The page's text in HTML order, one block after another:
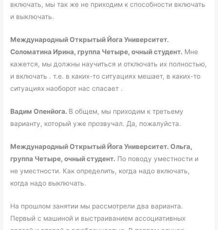
включать, мы так же не приходим к способности включать
и выключать.
Международный Открытый Йога Университет.
Соломатина Ирина, группа Четыре, очный студент. Мне
кажется, мы должны научиться и отключать их полностью,
и включать . т.е. в каких-то ситуациях мешает, в каких-то
ситуациях наоборот нас спасает .
Вадим Опенйога. В общем, мы приходим к третьему
варианту, который уже прозвучал. Да, пожалуйста.
Международный Открытый Йога Университет. Ольга,
группа Четыре, очный студент. По поводу уместности и
не уместности. Как определить, когда надо включать,
когда надо выключать.
На прошлом занятии мы рассмотрели два варианта.
Первый с машиной и выстраиванием ассоциативных